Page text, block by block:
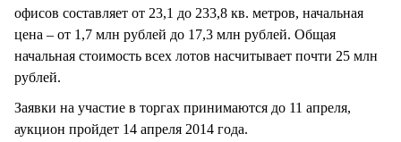
офисов составляет от 23,1 до 233,8 кв. метров, начальная
цена – от 1,7 млн рублей до 17,3 млн рублей. Общая
начальная стоимость всех лотов насчитывает почти 25 млн
рублей.
Заявки на участие в торгах принимаются до 11 апреля,
аукцион пройдет 14 апреля 2014 года.